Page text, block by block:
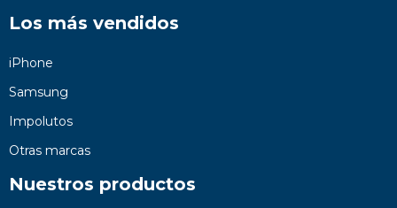
Los más vendidos
iPhone
Samsung
Impolutos
Otras marcas
Nuestros productos